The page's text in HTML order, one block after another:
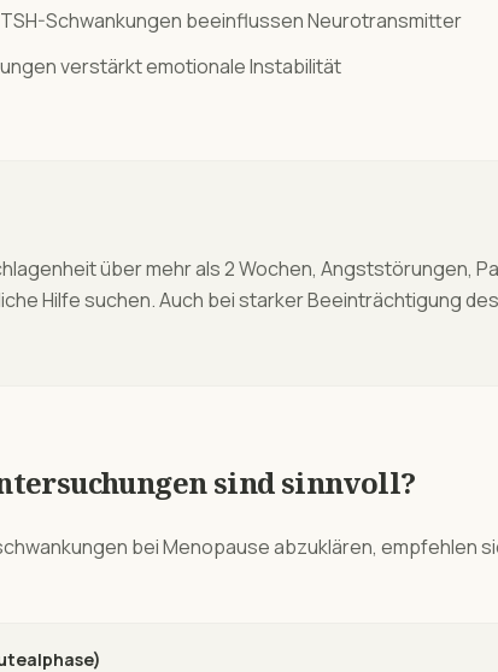
Schwankungen beeinflussen Neurotransmitter
verstärkt emotionale Instabilität
über mehr als 2 Wochen, Angststörungen,
Hilfe suchen. Auch bei starker Beeinträchtigung
sind sinnvoll?
beiMenopauseabzuklären, empfehlen